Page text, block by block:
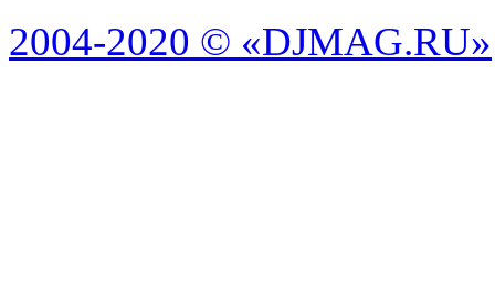
2004-2020 © «DJMAG.RU»